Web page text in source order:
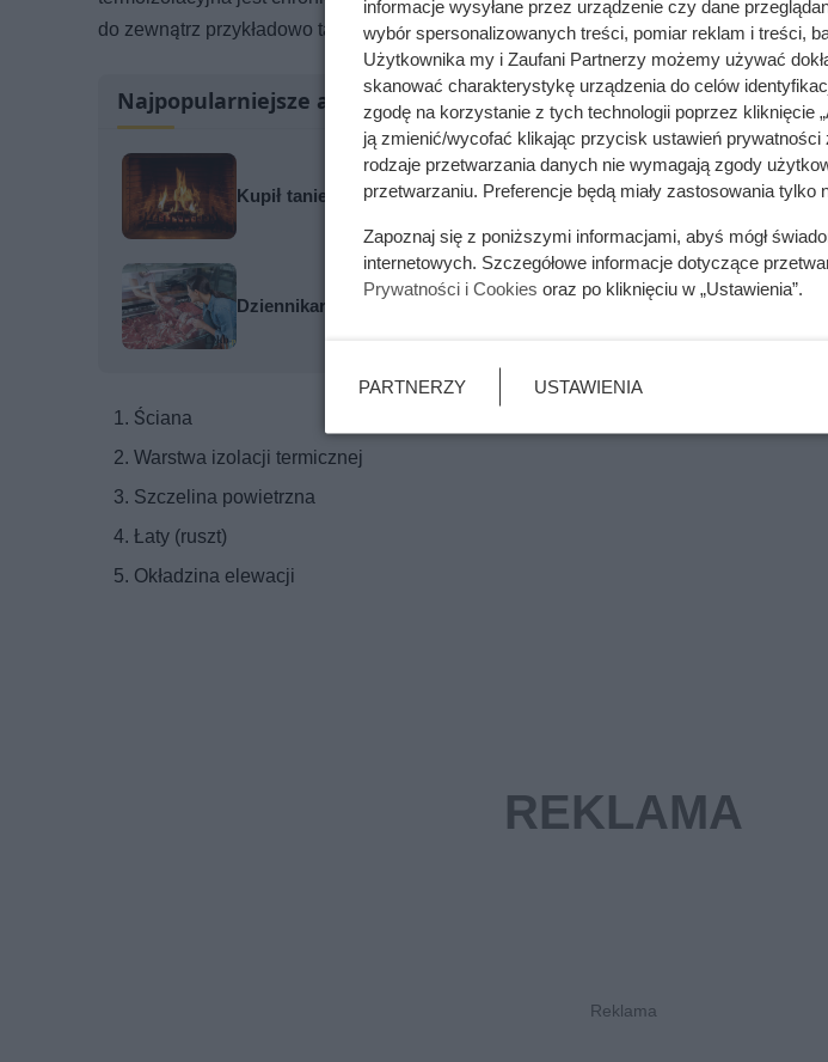
do zewnątrz przykładowo tak:
Najpopularniejsze artykuły
Kupił tanie drewno i szybko pożałował. W kominie narastał groźny
Dziennikarze ujawnili pochodzenie mięsa z Dino. Klienci zaskoczeni
Ściana
Warstwa izolacji termicznej
Szczelina powietrzna
Łaty (ruszt)
Okładzina elewacji
informacje wysyłane przez urządzenie czy dane
wybór spersonalizowanych treści, pomiar reklam i treści,
Użytkownika my i Zaufani Partnerzy możemy używać
skanować charakterystykę urządzenia do celów
zgodę na korzystanie z tych technologii poprzez kliknięcie
ją zmienić/wycofać klikając przycisk ustawień
rodzaje przetwarzania danych nie wymagają zgody
przetwarzaniu. Preferencje będą miały zastosowania tylko
Zapoznaj się z poniższymi informacjami, abyś mógł
internetowych. Szczegółowe informacje dotyczące
Prywatności i Cookies oraz po kliknięciu w „Ustawienia”.
PARTNERZY USTAWIENIA